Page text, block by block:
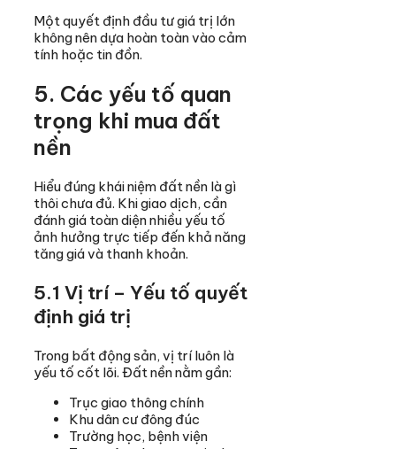
Một quyết định đầu tư giá trị lớn
không nên dựa hoàn toàn vào cảm
tính hoặc tin đồn.
5. Các yếu tố quan
trọng khi mua đất
nền
Hiểu đúng khái niệm đất nền là gì
thôi chưa đủ. Khi giao dịch, cần
đánh giá toàn diện nhiều yếu tố
ảnh hưởng trực tiếp đến khả năng
tăng giá và thanh khoản.
5.1 Vị trí – Yếu tố quyết
định giá trị
Trong bất động sản, vị trí luôn là
yếu tố cốt lõi. Đất nền nằm gần:
Trục giao thông chính
Khu dân cư đông đúc
Trường học, bệnh viện